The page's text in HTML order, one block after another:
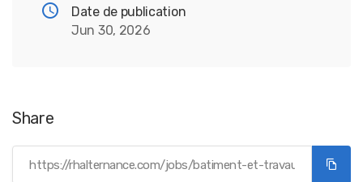
Date de publication
Jun 30, 2026
Share